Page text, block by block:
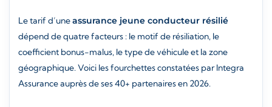
Le tarif d’uneassurance jeune conducteur résilié
dépend de quatre facteurs : le motif de résiliation, le
coefficient bonus-malus, le type de véhicule et la zone
géographique. Voici les fourchettes constatées par Integra
Assurance auprès de ses 40+ partenaires en 2026.